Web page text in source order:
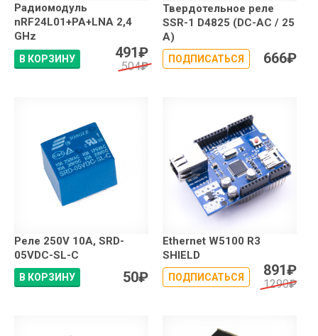
Радиомодуль
nRF24L01+PA+LNA 2,4
GHz
В КОРЗИНУ 491₽
504₽
Твердотельное реле
SSR-1 D4825 (DC-AC / 25
А)
ПОДПИСАТЬСЯ 666₽
Реле 250V 10A, SRD-
05VDC-SL-C
В КОРЗИНУ 50₽
Ethernet W5100 R3
SHIELD
ПОДПИСАТЬСЯ 891₽
1290₽